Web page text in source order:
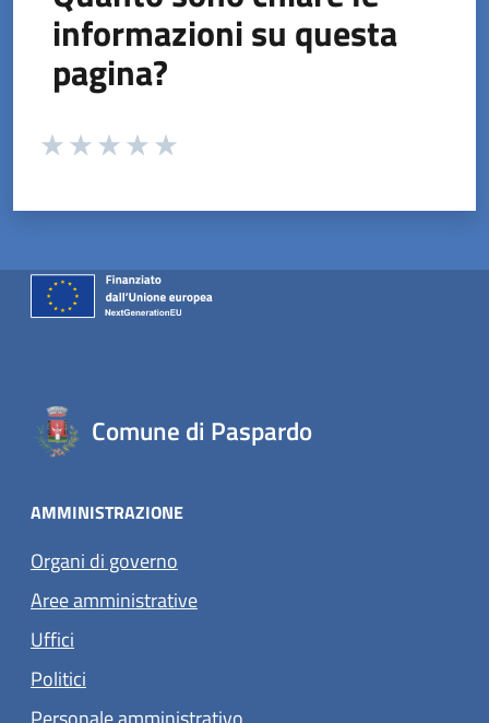
informazioni su questa
pagina?
Valuta da 1 a 5 stelle la pagina
Comune di Paspardo
AMMINISTRAZIONE
Organi di governo
Aree amministrative
Uffici
Politici